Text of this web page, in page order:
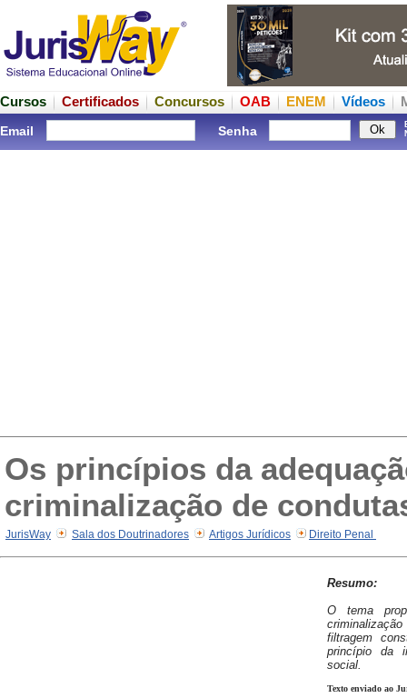
Cursos Certificados Concursos OAB ENEM Vídeos
Email Senha
Os princípios da
criminalização de
JurisWay Sala dos Doutrinadores Artigos Jurídicos Direito Penal
Resumo:
O tema
filtragem
princípio da
social.
Texto enviado ao